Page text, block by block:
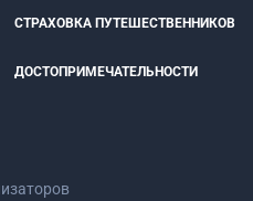
СТРАХОВКА ПУТЕШЕСТВЕННИКОВ
ДОСТОПРИМЕЧАТЕЛЬНОСТИ